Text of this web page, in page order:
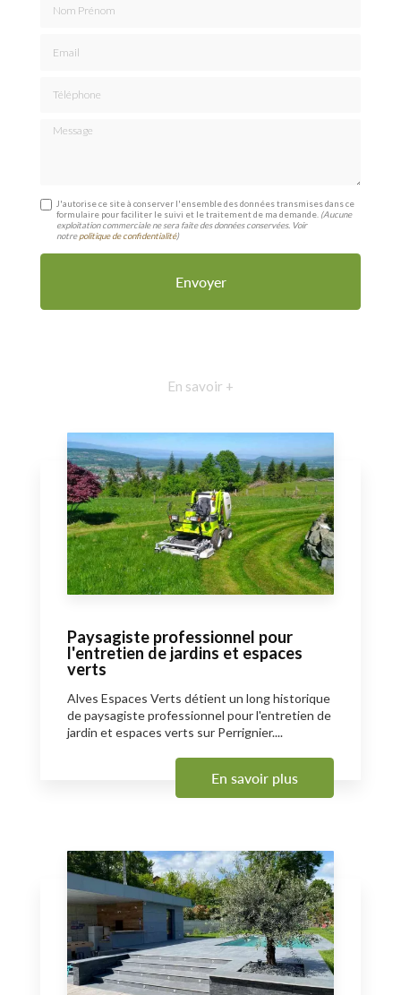
Message
J'autorise ce site à conserver l'ensemble des données transmises dans ce
formulaire pour faciliter le suivi et le traitement de ma demande. (Aucune
exploitation commerciale ne sera faite des données conservées. Voir
notrepolitique de confidentialité)
En savoir +
Paysagiste professionnel pour
l'entretien de jardins et espaces
verts
Alves Espaces Verts détient un long historique
de paysagiste professionnel pour l'entretien de
jardin et espaces verts sur Perrignier....
En savoir plus